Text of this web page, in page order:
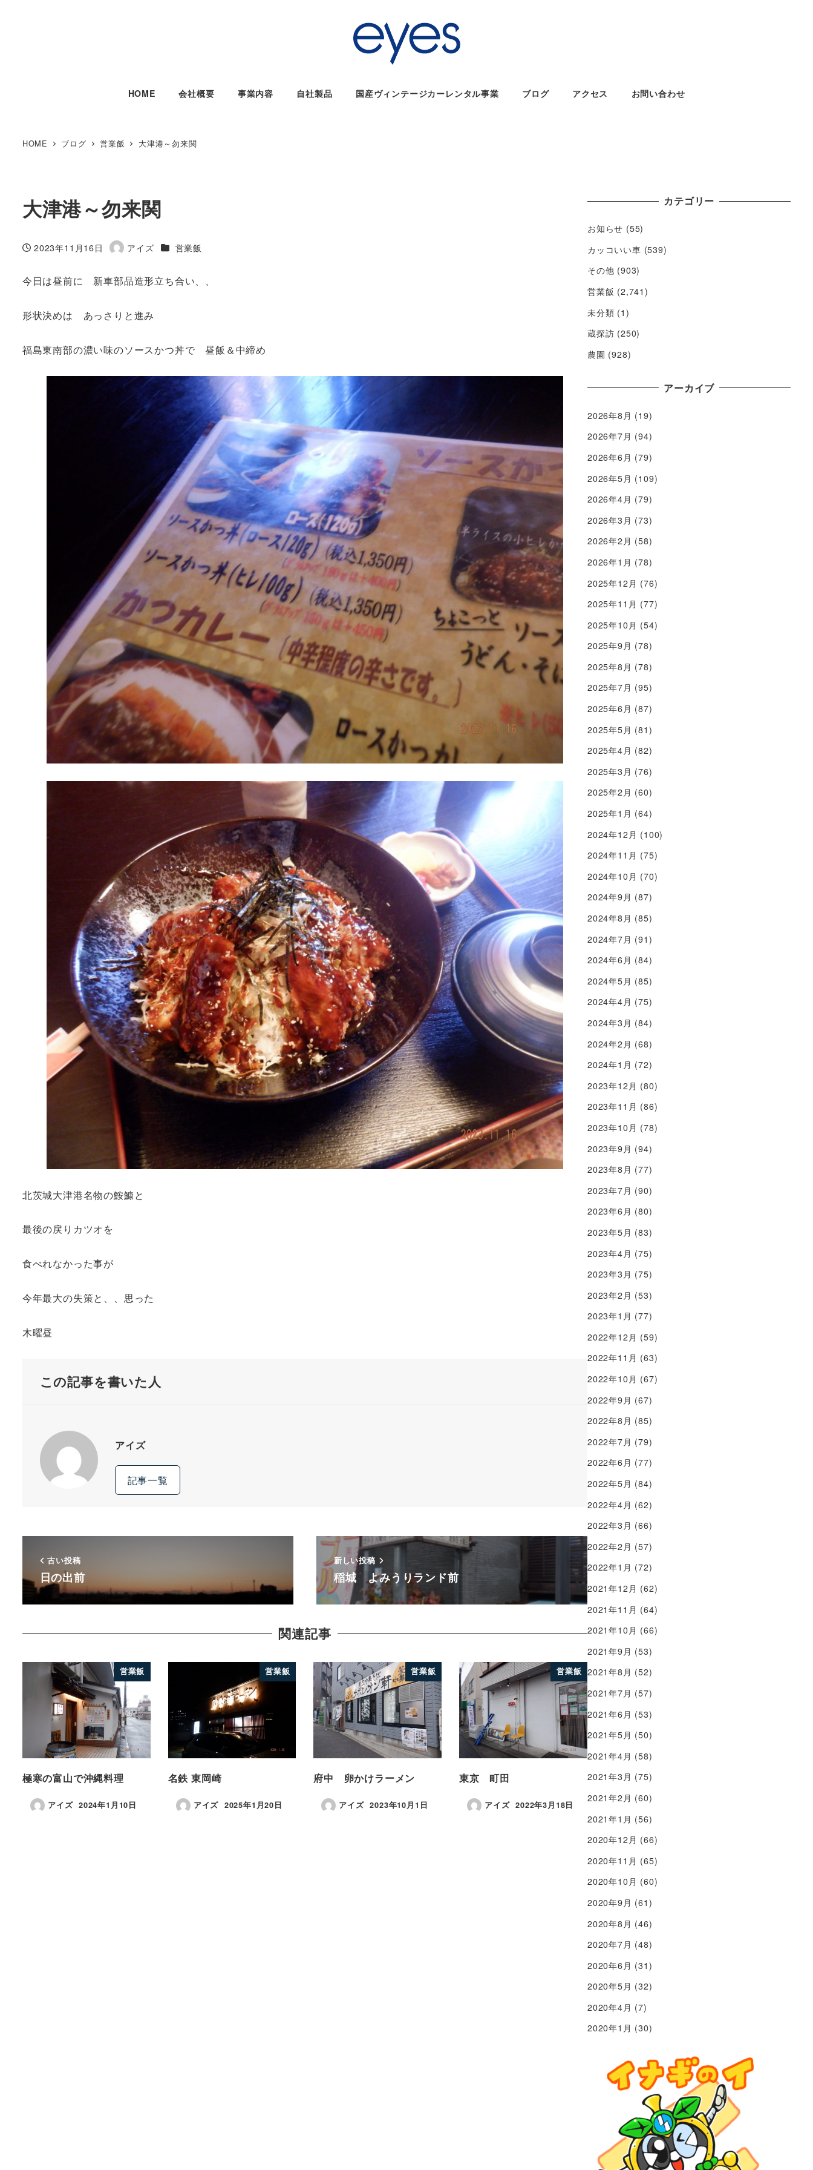
HOME 会社概要 事業内容 自社製品 国産ヴィンテージカーレンタル事業 ブログ アクセス お問い合わせ
HOME ブログ 営業飯 大津港～勿来関
大津港～勿来関
投稿日
2023年11月16日
著
アイズ カテゴリー
営業飯
今日は昼前に 新車部品造形立ち合い、、
形状決めは あっさりと進み
福島東南部の濃い味のソースかつ丼で 昼飯＆中締め
北茨城大津港名物の鮟鱇と
最後の戻りカツオを
食べれなかった事が
今年最大の失策と、、思った
木曜昼
この記事を書いた人
アイズ
記事一覧
古い投稿
日の出前
新しい投稿
稲城 よみうりランド前
関連記事
営業飯
極寒の富山で沖縄料理
アイズ 2024年1月10日
営業飯
名鉄 東岡崎
アイズ 2025年1月20日
営業飯
府中 卵かけラーメン
アイズ 2023年10月1日
営業飯
東京 町田
アイズ 2022年3月18日
カテゴリー
お知らせ (55)
カッコいい車 (539)
その他 (903)
営業飯 (2,741)
未分類 (1)
蔵探訪 (250)
農園 (928)
アーカイブ
2026年8月 (19)
2026年7月 (94)
2026年6月 (79)
2026年5月 (109)
2026年4月 (79)
2026年3月 (73)
2026年2月 (58)
2026年1月 (78)
2025年12月 (76)
2025年11月 (77)
2025年10月 (54)
2025年9月 (78)
2025年8月 (78)
2025年7月 (95)
2025年6月 (87)
2025年5月 (81)
2025年4月 (82)
2025年3月 (76)
2025年2月 (60)
2025年1月 (64)
2024年12月 (100)
2024年11月 (75)
2024年10月 (70)
2024年9月 (87)
2024年8月 (85)
2024年7月 (91)
2024年6月 (84)
2024年5月 (85)
2024年4月 (75)
2024年3月 (84)
2024年2月 (68)
2024年1月 (72)
2023年12月 (80)
2023年11月 (86)
2023年10月 (78)
2023年9月 (94)
2023年8月 (77)
2023年7月 (90)
2023年6月 (80)
2023年5月 (83)
2023年4月 (75)
2023年3月 (75)
2023年2月 (53)
2023年1月 (77)
2022年12月 (59)
2022年11月 (63)
2022年10月 (67)
2022年9月 (67)
2022年8月 (85)
2022年7月 (79)
2022年6月 (77)
2022年5月 (84)
2022年4月 (62)
2022年3月 (66)
2022年2月 (57)
2022年1月 (72)
2021年12月 (62)
2021年11月 (64)
2021年10月 (66)
2021年9月 (53)
2021年8月 (52)
2021年7月 (57)
2021年6月 (53)
2021年5月 (50)
2021年4月 (58)
2021年3月 (75)
2021年2月 (60)
2021年1月 (56)
2020年12月 (66)
2020年11月 (65)
2020年10月 (60)
2020年9月 (61)
2020年8月 (46)
2020年7月 (48)
2020年6月 (31)
2020年5月 (32)
2020年4月 (7)
2020年1月 (30)